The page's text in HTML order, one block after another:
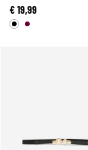
€ 19,99